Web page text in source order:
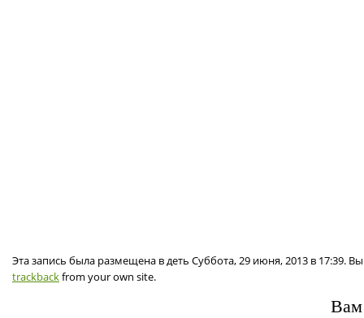
Эта запись была размещена в деть Суббота, 29 июня, 2013 в 17:39.
trackbackfrom your own site.
Вам